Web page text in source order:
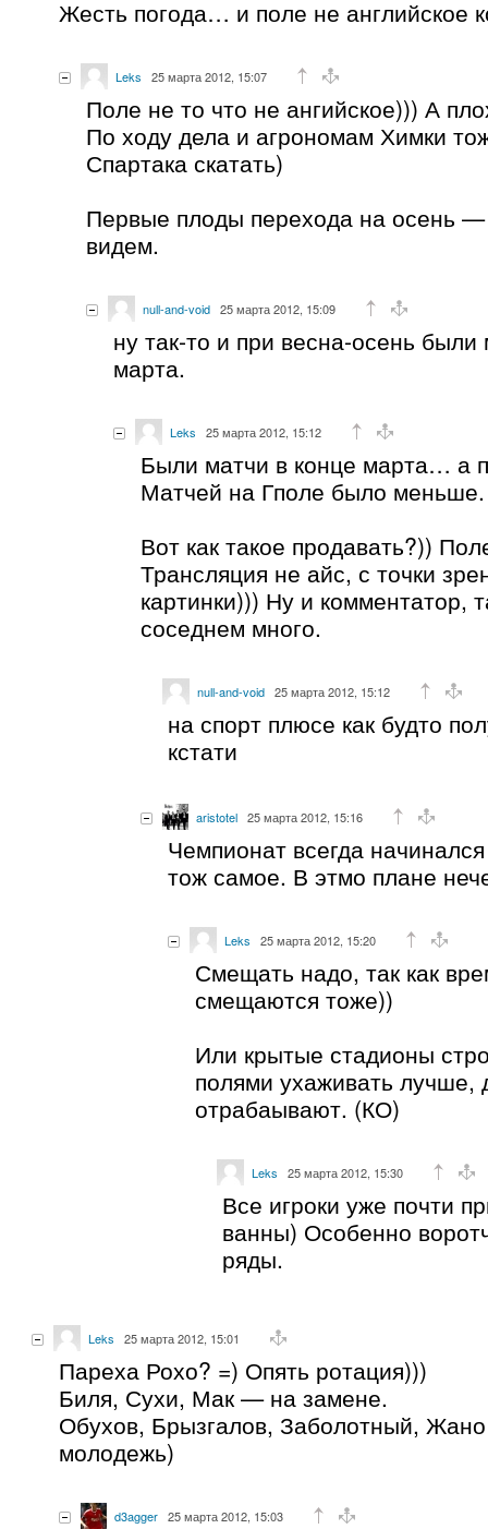
Жесть погода… и поле не английское
Leks 25 марта 2012, 15:07
Поле не то что не ангийское))) А
По ходу дела и агрономам Химки
Спартака скатать)
Первые плоды перехода на осень
видем.
null-and-void 25 марта 2012, 15:09
ну так-то и при весна-осень были
марта.
Leks 25 марта 2012, 15:12
Были матчи в конце марта… а
Матчей на Гполе было меньше.
Вот как такое продавать?))
Трансляция не айс, с точки
картинки))) Ну и комментатор,
соседнем много.
null-and-void 25 марта 2012, 15:12
на спорт плюсе как будто
кстати
aristotel 25 марта 2012, 15:16
Чемпионат всегда
тож самое. В этмо плане
Leks 25 марта 2012, 15:20
Смещать надо, так как
смещаются тоже))
Или крытые стадионы
полями ухаживать лучше,
отрабаывают. (КО)
Leks 25 марта 2012, 15:30
Все игроки уже почти
ванны) Особенно
ряды.
Leks 25 марта 2012, 15:01
Пареха Рохо? =) Опять ротация)))
Биля, Сухи, Мак — на замене.
Обухов, Брызгалов, Заболотный,
молодежь)
d3agger 25 марта 2012, 15:03